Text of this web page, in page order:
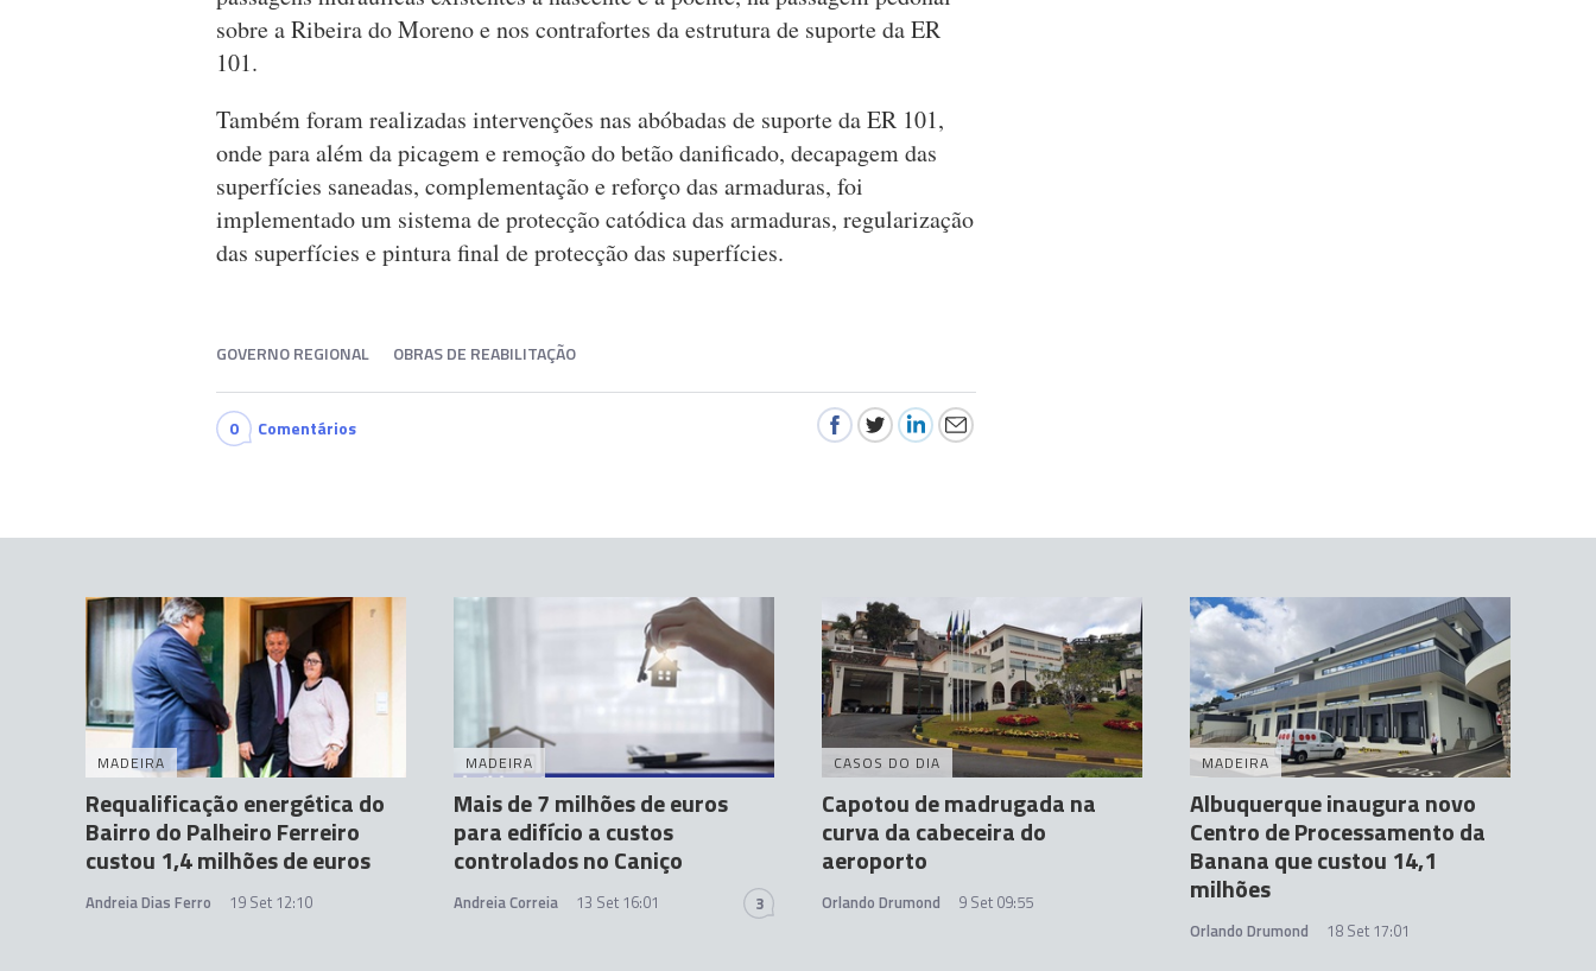
sobre a Ribeira do Moreno e nos contrafortes da estrutura de suporte da ER
101.
Também foram realizadas intervenções nas abóbadas de suporte da ER 101,
onde para além da picagem e remoção do betão danificado, decapagem das
superfícies saneadas, complementação e reforço das armaduras, foi
implementado um sistema de protecção catódica das armaduras, regularização
das superfícies e pintura final de protecção das superfícies.
GOVERNO REGIONAL OBRAS DE REABILITAÇÃO
0 Comentários
MADEIRA
Requalificação energética do
Bairro do Palheiro Ferreiro
custou 1,4 milhões de euros
Andreia Dias Ferro 19 Set 12:10
MADEIRA
Mais de 7 milhões de euros
para edifício a custos
controlados no Caniço
Andreia Correia 13 Set 16:01 3
CASOS DO DIA
Capotou de madrugada na
curva da cabeceira do
aeroporto
Orlando Drumond 9 Set 09:55
MADEIRA
Albuquerque inaugura novo
Centro de Processamento da
Banana que custou 14,1
milhões
Orlando Drumond 18 Set 17:01